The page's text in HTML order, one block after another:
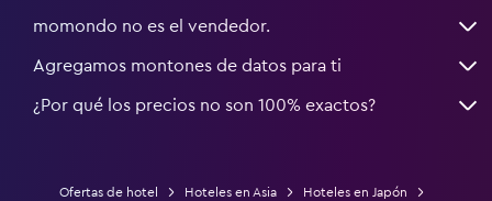
momondo no es el vendedor.
Agregamos montones de datos para ti
¿Por qué los precios no son 100% exactos?
Ofertas de hotel Hoteles en Asia
Hoteles en Japón